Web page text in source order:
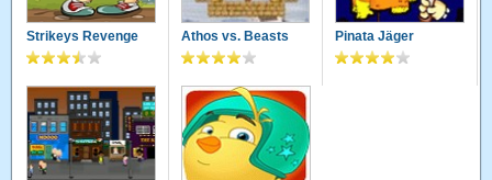
Strikeys Revenge Athos vs. Beasts Pinata Jäger